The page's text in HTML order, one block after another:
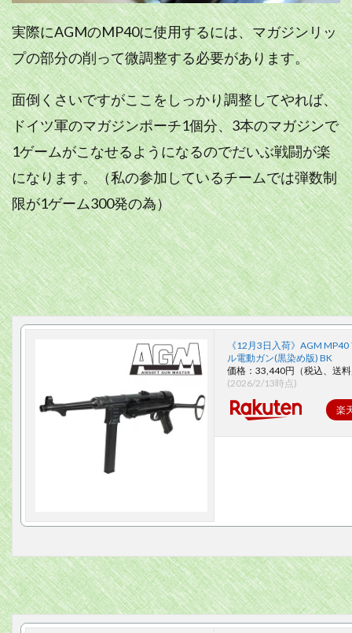
実際にAGMのMP40に使用するには、マガジンリッ
プの部分の削って微調整する必要があります。
面倒くさいですがここをしっかり調整してやれば、
ドイツ軍のマガジンポーチ1個分、3本のマガジンで
1ゲームがこなせるようになるのでだいぶ戦闘が楽
になります。（私の参加しているチームでは弾数制
限が1ゲーム300発の為）
《12月3日入荷》AGM MP40
ル電動ガン(黒染め版) BK
価格：33,440円（税込、送
(2026/2/13時点)
楽